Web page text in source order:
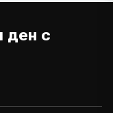
ден с